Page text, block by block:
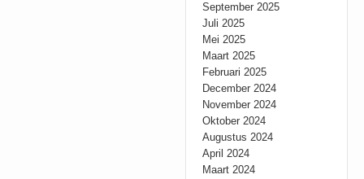
September 2025
Juli 2025
Mei 2025
Maart 2025
Februari 2025
December 2024
November 2024
Oktober 2024
Augustus 2024
April 2024
Maart 2024